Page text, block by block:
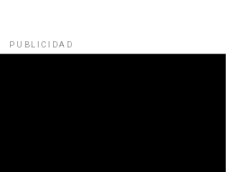
PUBLICIDAD